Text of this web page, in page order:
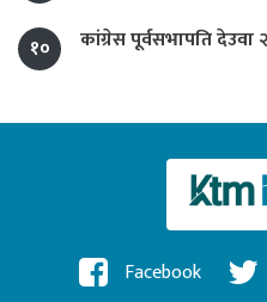
१० कांग्रेस पूर्वसभापति देउवा
Facebook